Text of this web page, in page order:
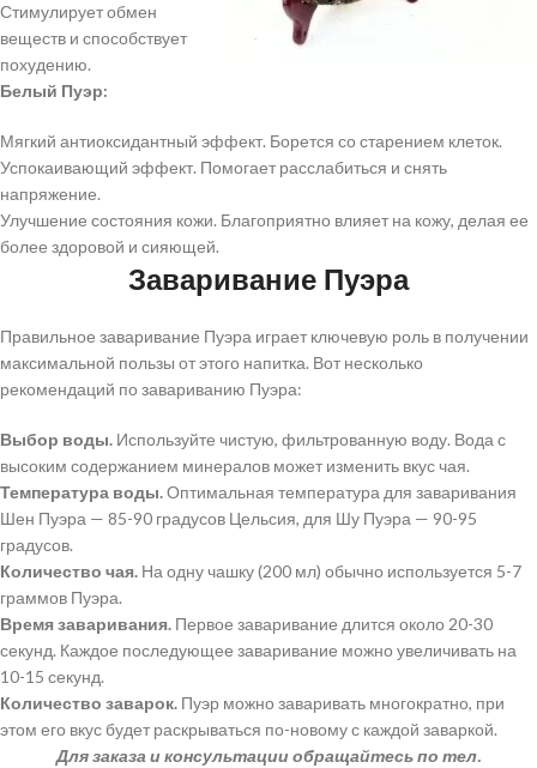
Стимулирует обмен
веществ и способствует
похудению.
Белый Пуэр:
Мягкий антиоксидантный эффект. Борется со старением клеток.
Успокаивающий эффект. Помогает расслабиться и снять
напряжение.
Улучшение состояния кожи. Благоприятно влияет на кожу, делая ее
более здоровой и сияющей.
Заваривание Пуэра
Правильное заваривание Пуэра играет ключевую роль в получении
максимальной пользы от этого напитка. Вот несколько
рекомендаций по завариванию Пуэра:
Выбор воды. Используйте чистую, фильтрованную воду. Вода с
высоким содержанием минералов может изменить вкус чая.
Температура воды.Оптимальная температура для заваривания
Шен Пуэра — 85-90 градусов Цельсия, для Шу Пуэра — 90-95
градусов.
Количество чая. На одну чашку (200 мл) обычно используется 5-7
граммов Пуэра.
Время заваривания. Первое заваривание длится около 20-30
секунд. Каждое последующее заваривание можно увеличивать на
10-15 секунд.
Количество заварок. Пуэр можно заваривать многократно, при
этом его вкус будет раскрываться по-новому с каждой заваркой.
Для заказа и консультации обращайтесь по тел.